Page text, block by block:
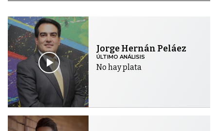
Jorge Hernán Peláez
ÚLTIMO ANÁLISIS
No hay plata